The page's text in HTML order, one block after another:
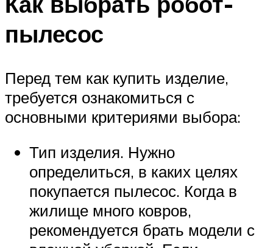
пылесос
Перед тем как купить изделие,
требуется ознакомиться с
основными критериями выбора:
Тип изделия. Нужно
определиться, в каких целях
покупается пылесос. Когда в
жилище много ковров,
рекомендуется брать модели с